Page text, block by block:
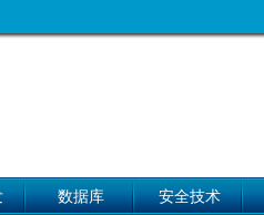
数据库 安全技术